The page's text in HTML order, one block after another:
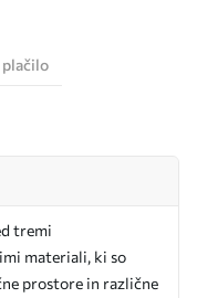
plačilo
tremi
materiali, ki so
prostore in različne